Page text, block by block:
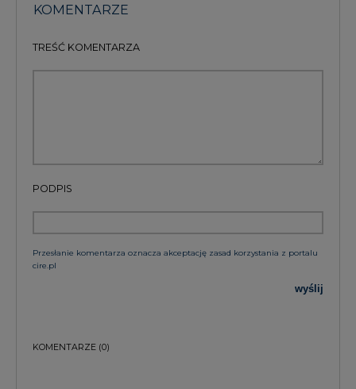
KOMENTARZE
TREŚĆ KOMENTARZA
PODPIS
Przesłanie komentarza oznacza akceptację zasad korzystania z portalu
cire.pl
wyślij
KOMENTARZE (0)